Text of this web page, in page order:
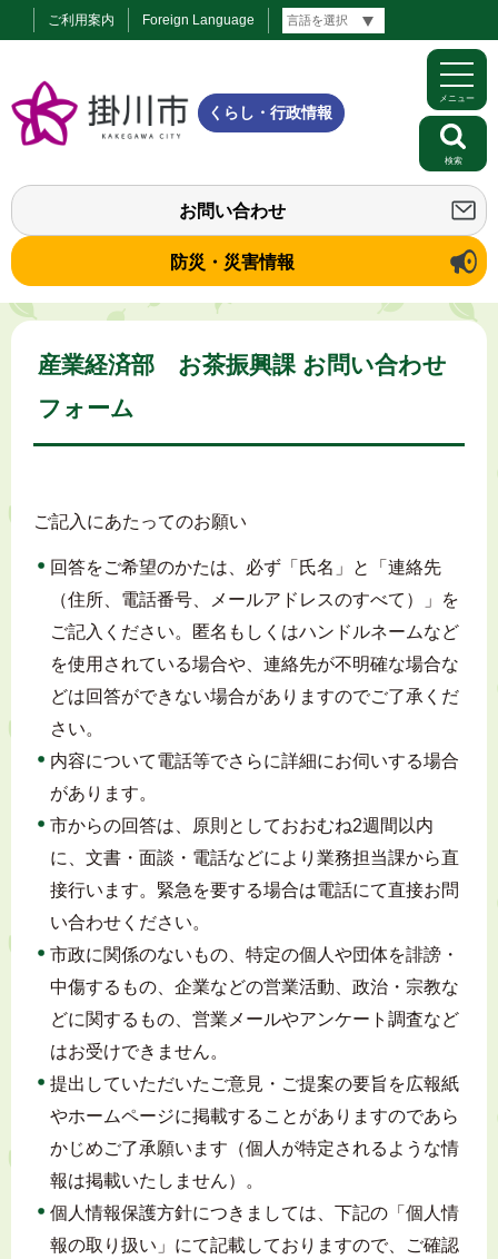
ご利用案内 Foreign Language
くらし・行政情報
お問い合わせ
防災・災害情報
メニュー
検索
産業経済部 お茶振興課 お問い合わせ
フォーム
ご記入にあたってのお願い
回答をご希望のかたは、必ず「氏名」と「連絡先
（住所、電話番号、メールアドレスのすべて）」を
ご記入ください。匿名もしくはハンドルネームなど
を使用されている場合や、連絡先が不明確な場合な
どは回答ができない場合がありますのでご了承くだ
さい。
内容について電話等でさらに詳細にお伺いする場合
があります。
市からの回答は、原則としておおむね2週間以内
に、文書・面談・電話などにより業務担当課から直
接行います。緊急を要する場合は電話にて直接お問
い合わせください。
市政に関係のないもの、特定の個人や団体を誹謗・
中傷するもの、企業などの営業活動、政治・宗教な
どに関するもの、営業メールやアンケート調査など
はお受けできません。
提出していただいたご意見・ご提案の要旨を広報紙
やホームページに掲載することがありますのであら
かじめご了承願います（個人が特定されるような情
報は掲載いたしません）。
個人情報保護方針につきましては、下記の「個人情
報の取り扱い」にて記載しておりますので、ご確認